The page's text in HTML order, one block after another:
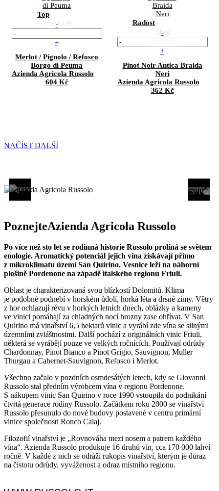
Top
-
+
Merlot / Pignolo / Refosco
Borgo di Peuma
Azienda Agricola Russolo
604 Kč
Radost
-
+
Pinot Noir Antica Braida
Neri
Azienda Agricola Russolo
362 Kč
NAČÍST DALŠÍ
PoznejteAzienda Agricola Russolo
Po více než sto let se rodinná historie Russolo prolíná se světem
enologie. Aromatický potenciál jejich vína získávají přímo
z mikroklimatu území San Quirino. Vesnice leží na náhorní
plošině Pordenone na západě italského regionu Friuli.
Oblast je charakterizovaná svou blízkostí Dolomitů. Klima
je podobné podnebí v horském údolí, horká léta a drsné zimy. Větry
z hor ochlazují révu v horkých letních dnech, oblázky a kameny
ve vinici pomáhají za chladných nocí hrozny zase ohřívat. V San
Quirino má vinařství 6,5 hektarů vinic a vyrábí zde vína se silnými
územními zvláštnostmi. Další pochází z originálních vinic Friuli,
některá se vyrábějí pouze ve velkých ročnících. Používají odrůdy
Chardonnay, Pinot Bianco a Pinot Grigio, Sauvignon, Muller
Thurgau a Cabernet-Sauvignon, Refosco i Merlot.
Všechno začalo v pozdních osmdesátých letech, kdy se Giovanni
Russolo stal předním výrobcem vína v regionu Pordenone.
S nákupem vinic San Quirino v roce 1990 vstoupila do podnikání
čtvrtá generace rodiny Russolo. Začátkem roku 2000 se vinařství
Russolo přesunulo do nové budovy postavené v centru primární
vinice společnosti Ronco Calaj.
Filozofií vinařství je „Rovnováha mezi nosem a patrem každého
vína“. Azienda Russolo produkuje 16 druhů vín, cca 170 000 lahví
ročně. V každé z nich se odráží rukopis vinařství, kterým je důraz
na čistotu odrůdy, vyváženost a odraz místního regionu.